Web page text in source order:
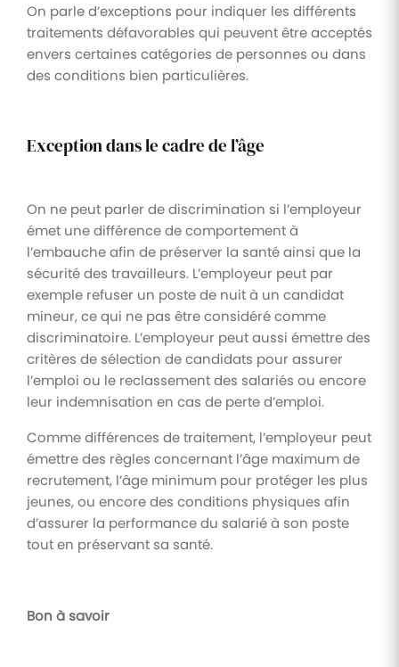
On parle d’exceptions pour indiquer les différents
traitements défavorables qui peuvent être acceptés
envers certaines catégories de personnes ou dans
des conditions bien particulières.
Exception dans le cadre de l’âge
On ne peut parler de discrimination si l’employeur
émet une différence de comportement à
l’embauche afin de préserver la santé ainsi que la
sécurité des travailleurs. L’employeur peut par
exemple refuser un poste de nuit à un candidat
mineur, ce qui ne pas être considéré comme
discriminatoire. L’employeur peut aussi émettre des
critères de sélection de candidats pour assurer
l’emploi ou le reclassement des salariés ou encore
leur indemnisation en cas de perte d’emploi.
Comme différences de traitement, l’employeur peut
émettre des règles concernant l’âge maximum de
recrutement, l’âge minimum pour protéger les plus
jeunes, ou encore des conditions physiques afin
d’assurer la performance du salarié à son poste
tout en préservant sa santé.
Bon à savoir